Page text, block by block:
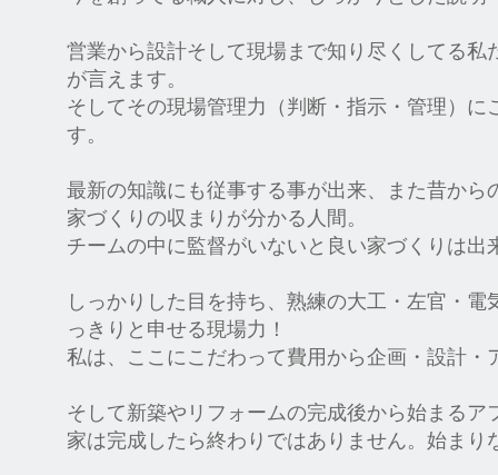
営業から設計そして現場まで知り尽くしてる私
が言えます。
そしてその現場管理力（判断・指示・管理）に
す。
最新の知識にも従事する事が出来、また昔から
家づくりの収まりが分かる人間。
チームの中に監督がいないと良い家づくりは出
しっかりした目を持ち、熟練の大工・左官・
っきりと申せる現場力！
私は、ここにこだわって費用から企画・設計・
そして新築やリフォームの完成後から始まるア
家は完成したら終わりではありません。始まり